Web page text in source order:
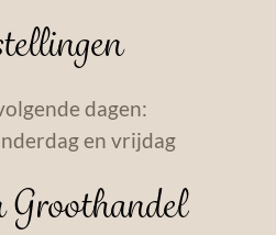
dagen:
en vrijdag
Groothandel